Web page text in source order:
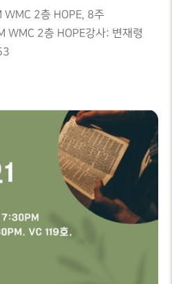
2층 HOPE, 8주
WMC 2층 HOPE강사: 변재령